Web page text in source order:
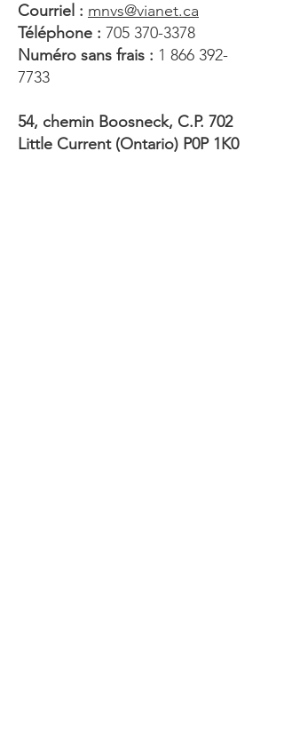
Courriel : mnvs@vianet.ca
Téléphone : 705 370-3378
Numéro sans frais : 1 866 392-
7733
54, chemin Boosneck, C.P. 702
Little Current (Ontario) P0P 1K0